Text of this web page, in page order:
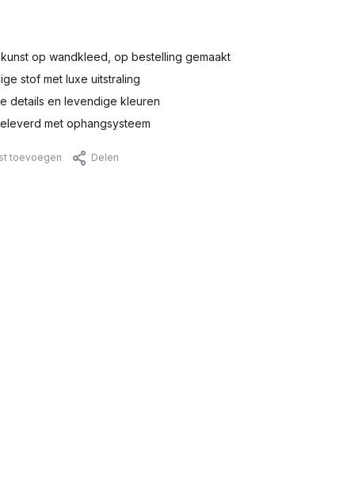
op wandkleed, op bestelling gemaakt
stof met luxe uitstraling
details en levendige kleuren
met ophangsysteem
toevoegen Delen